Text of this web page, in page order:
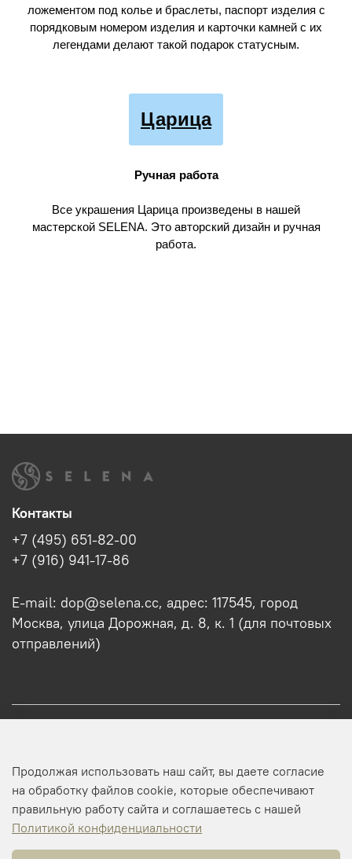
ложементом под колье и браслеты, паспорт изделия с
порядковым номером изделия и карточки камней с их
легендами делают такой подарок статусным.
Царица
Ручная работа
Все украшения Царица произведены в нашей
мастерской SELENA. Это авторский дизайн и ручная
работа.
Оптовикам
Профиль
Контакты
+7 (495) 651-82-00
+7 (916) 941-17-86
E-mail: dop@selena.cc, адрес: 117545, город
Москва, улица Дорожная, д. 8, к. 1 (для почтовых
отправлений)
Продолжая использовать наш сайт, вы даете согласие
на обработку файлов cookie, которые обеспечивают
правильную работу сайта и соглашаетесь с нашей
Политикой конфиденциальности